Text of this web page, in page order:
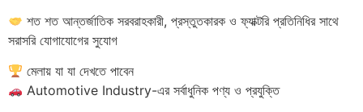
শত শত আন্তর্জাতিক সরবরাহকারী, প্রস্তুতকারক ও ফ্যাক্টরি প্রতিনিধির সাথে
সরাসরি যোগাযোগের সুযোগ
মেলায় যা যা দেখতে পাবেন
Automotive Industry-এর সর্বাধুনিক পণ্য ও প্রযুক্তি